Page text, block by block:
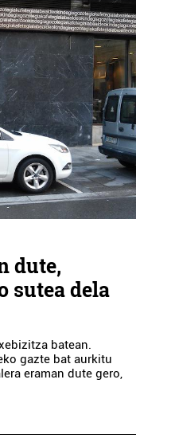
dute,
sutea dela
batean.
gazte bat aurkitu
eraman dute gero,